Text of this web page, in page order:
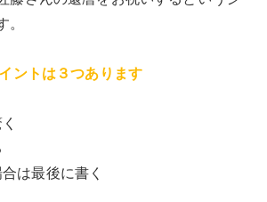
ントは３つあります
は最後に書く